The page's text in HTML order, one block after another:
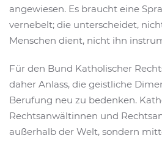
angewiesen. Es braucht eine
vernebelt; die unterscheidet,
Menschen dient, nicht ihn
Für den Bund Katholischer
daher Anlass, die geistliche
Berufung neu zu bedenken.
Rechtsanwältinnen und
außerhalb der Welt, sondern